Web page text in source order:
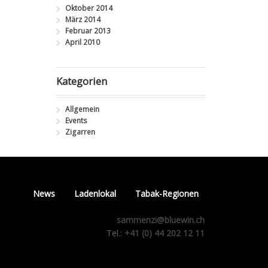
Oktober 2014
März 2014
Februar 2013
April 2010
Kategorien
Allgemein
Events
Zigarren
News Ladenlokal Tabak-Regionen
sammenzi@bluewin.ch
Tel.: +41 (0) 44 202 12 11